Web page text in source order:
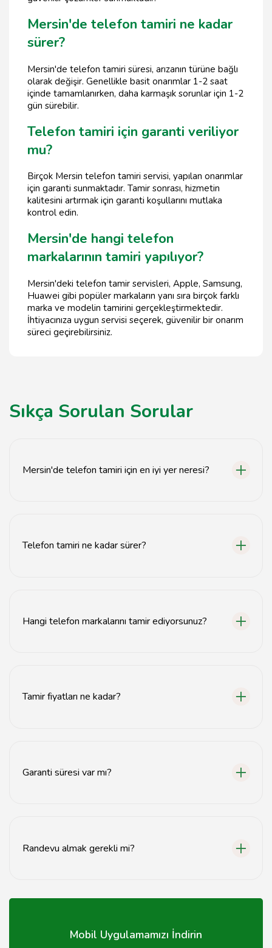
Mersin'de telefon tamiri ne kadar
sürer?
Mersin'de telefon tamiri süresi, arızanın türüne bağlı
olarak değişir. Genellikle basit onarımlar 1-2 saat
içinde tamamlanırken, daha karmaşık sorunlar için 1-2
gün sürebilir.
Telefon tamiri için garanti veriliyor
mu?
Birçok Mersin telefon tamiri servisi, yapılan onarımlar
için garanti sunmaktadır. Tamir sonrası, hizmetin
kalitesini artırmak için garanti koşullarını mutlaka
kontrol edin.
Mersin'de hangi telefon
markalarının tamiri yapılıyor?
Mersin'deki telefon tamir servisleri, Apple, Samsung,
Huawei gibi popüler markaların yanı sıra birçok farklı
marka ve modelin tamirini gerçekleştirmektedir.
İhtiyacınıza uygun servisi seçerek, güvenilir bir onarım
süreci geçirebilirsiniz.
Sıkça Sorulan Sorular
Mersin'de telefon tamiri için en iyi yer neresi?
Telefon tamiri ne kadar sürer?
Hangi telefon markalarını tamir ediyorsunuz?
Tamir fiyatları ne kadar?
Garanti süresi var mı?
Randevu almak gerekli mi?
gelebilirsiniz.
Mobil Uygulamamızı İndirin